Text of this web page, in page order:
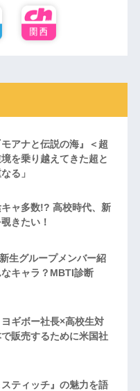
アナと伝説の海』＜超
を乗り越えてきた超と
る」
ャ多数!? 高校時代、新
きたい！
生グループメンバー紹
キャラ？MBTI診断
ヨギボー社長×高校生対
販売するために米国社
ティッチ』の魅力を語